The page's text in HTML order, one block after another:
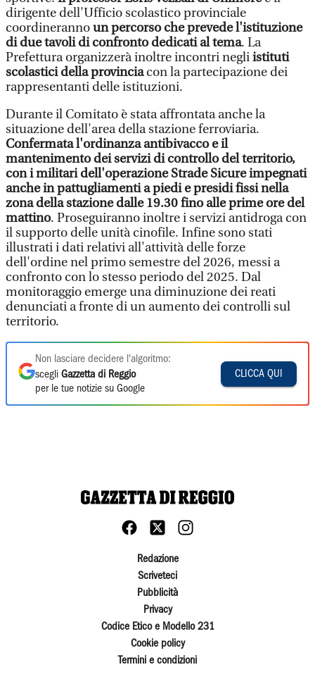
dirigente dell'Ufficio scolastico provinciale
coordinerannoun percorso che prevede l'istituzione
di due tavoli di confronto dedicati al tema. La
Prefettura organizzerà inoltre incontri negliistituti
scolastici della provinciacon la partecipazione dei
rappresentanti delle istituzioni.
Durante il Comitato è stata affrontata anche la
situazione dell'area della stazione ferroviaria.
Confermata l'ordinanza antibivacco e il
mantenimento dei servizi di controllo del territorio,
con i militari dell'operazione Strade Sicure impegnati
anche in pattugliamenti a piedi e presidi fissi nella
zona della stazione dalle 19.30 fino alle prime ore del
mattino. Proseguiranno inoltre i servizi antidroga con
il supporto delle unità cinofile. Infine sono stati
illustrati i dati relativi all'attività delle forze
dell'ordine nel primo semestre del 2026, messi a
confronto con lo stesso periodo del 2025. Dal
monitoraggio emerge una diminuzione dei reati
denunciati a fronte di un aumento dei controlli sul
territorio.
Non lasciare decidere l'algoritmo:
scegli Gazzetta di Reggio
per le tue notizie su Google
CLICCA QUI
Redazione
Scriveteci
Pubblicità
Privacy
Codice Etico e Modello 231
Cookie policy
Termini e condizioni